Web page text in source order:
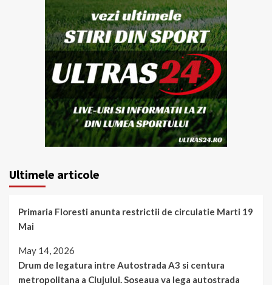
Ultimele articole
Primaria Floresti anunta restrictii de circulatie Marti 19
Mai
May 14, 2026
Drum de legatura intre Autostrada A3 si centura
metropolitana a Clujului. Soseaua va lega autostrada